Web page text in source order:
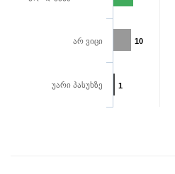
10
1
არ ვიცი
უარი პასუხზე